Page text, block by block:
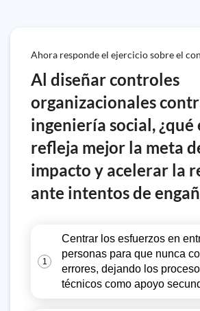
Ahora responde el ejercicio sobre el
Al diseñar controles
organizacionales
ingeniería social, ¿qué
refleja mejor la meta
impacto y acelerar la
ante intentos de
1
Centrar los esfuerzos en
personas para que nunca
errores, dejando los
técnicos como apoyo